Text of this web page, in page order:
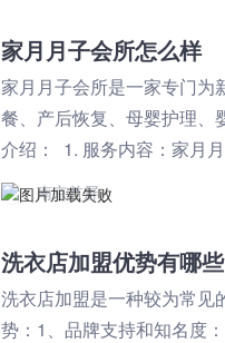
家月月子会所怎么样
家月月子会所是一家专门为
餐、产后恢复、母婴护理、
介绍： 1. 服务内容：家月
产后恢复、母婴护理、婴儿
南京首屏
洗衣店加盟优势有哪些
洗衣店加盟是一种较为常见
势：1、品牌支持和知名度